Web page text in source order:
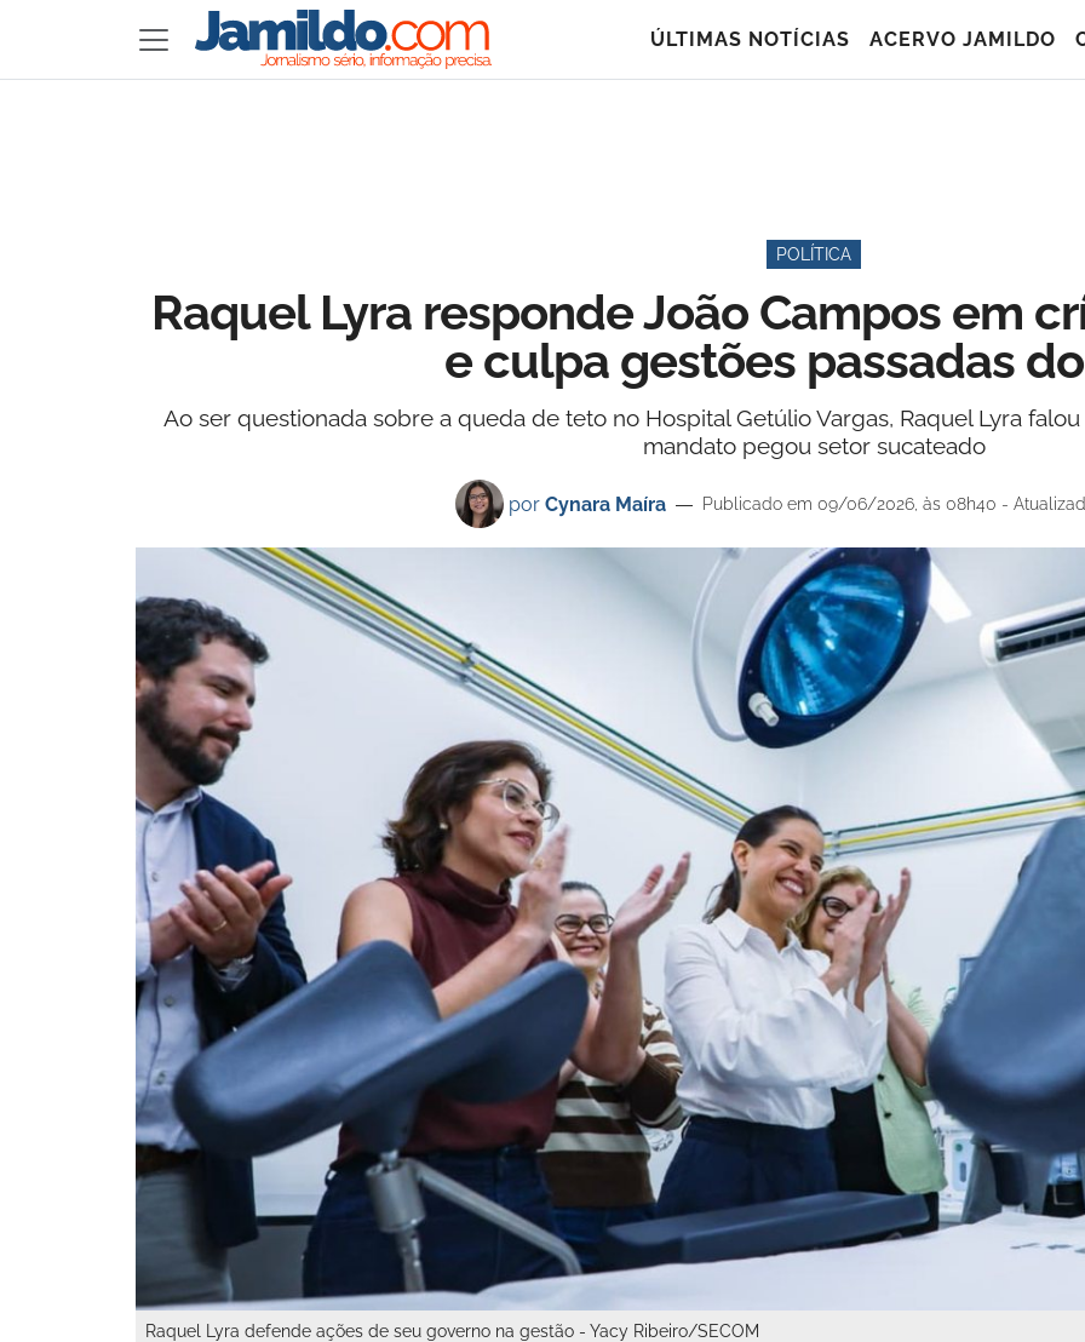
ÚLTIMAS NOTÍCIAS ACERVO JAMILDO
POLÍTICA
Raquel Lyra responde João Campos em
e culpa gestões passadas
Ao ser questionada sobre a queda de teto no Hospital Getúlio Vargas, Raquel Lyra
mandato pegou setor sucateado
por Cynara Maíra Publicado em 09/06/2026, às 08h40 -
Raquel Lyra defende ações de seu governo na gestão - Yacy Ribeiro/SECOM